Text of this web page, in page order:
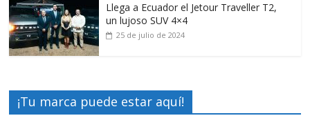
Llega a Ecuador el Jetour Traveller T2,
un lujoso SUV 4×4
25 de julio de 2024
¡Tu marca puede estar aquí!